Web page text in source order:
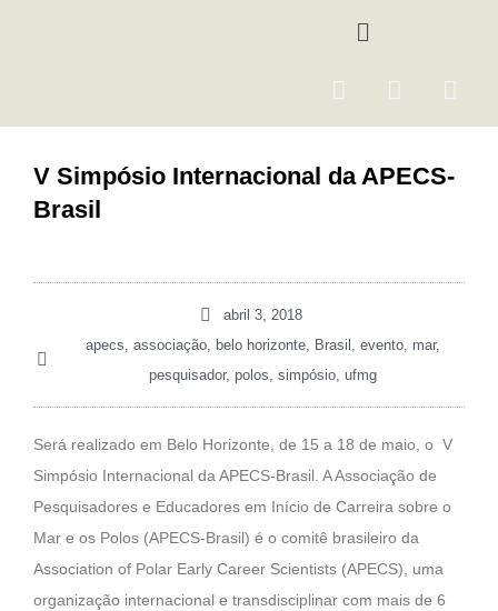
Menu
F
e
b
I
t
a
m
Y
u
V Simpósio Internacional da APECS-
Brasil
abril 3, 2018
apecs, associação, belo horizonte, Brasil , evento, mar,
pesquisador, polos, simpósio, ufmg
Será realizado em Belo Horizonte, de 15 a 18 de maio, o V
Simpósio Internacional da APECS-Brasil. A Associação de
Pesquisadores e Educadores em Início de Carreira sobre o
Mar e os Polos (APECS-Brasil) é o comitê brasileiro da
Association of Polar Early Career Scientists (APECS), uma
organização internacional e transdisciplinar com mais de 6